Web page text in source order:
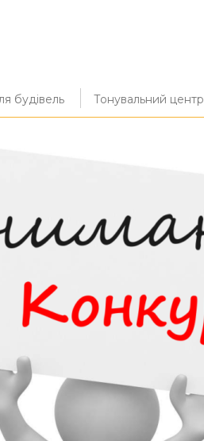
будівель Тонувальний центр